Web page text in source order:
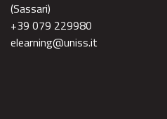
(Sassari)
+39 079 229980
elearning@uniss.it